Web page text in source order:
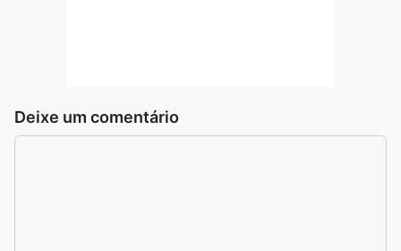
Deixe um comentário
Comentário